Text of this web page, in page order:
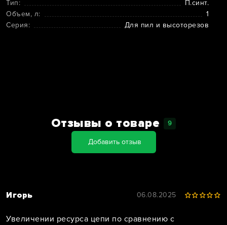
Тип:
П.синт.
Объем, л:
1
Серия:
Для пил и высоторезов
Отзывы о товаре 9
Добавить отзыв
Игорь 06.08.2025
Увеличении ресурса цепи по сравнению с